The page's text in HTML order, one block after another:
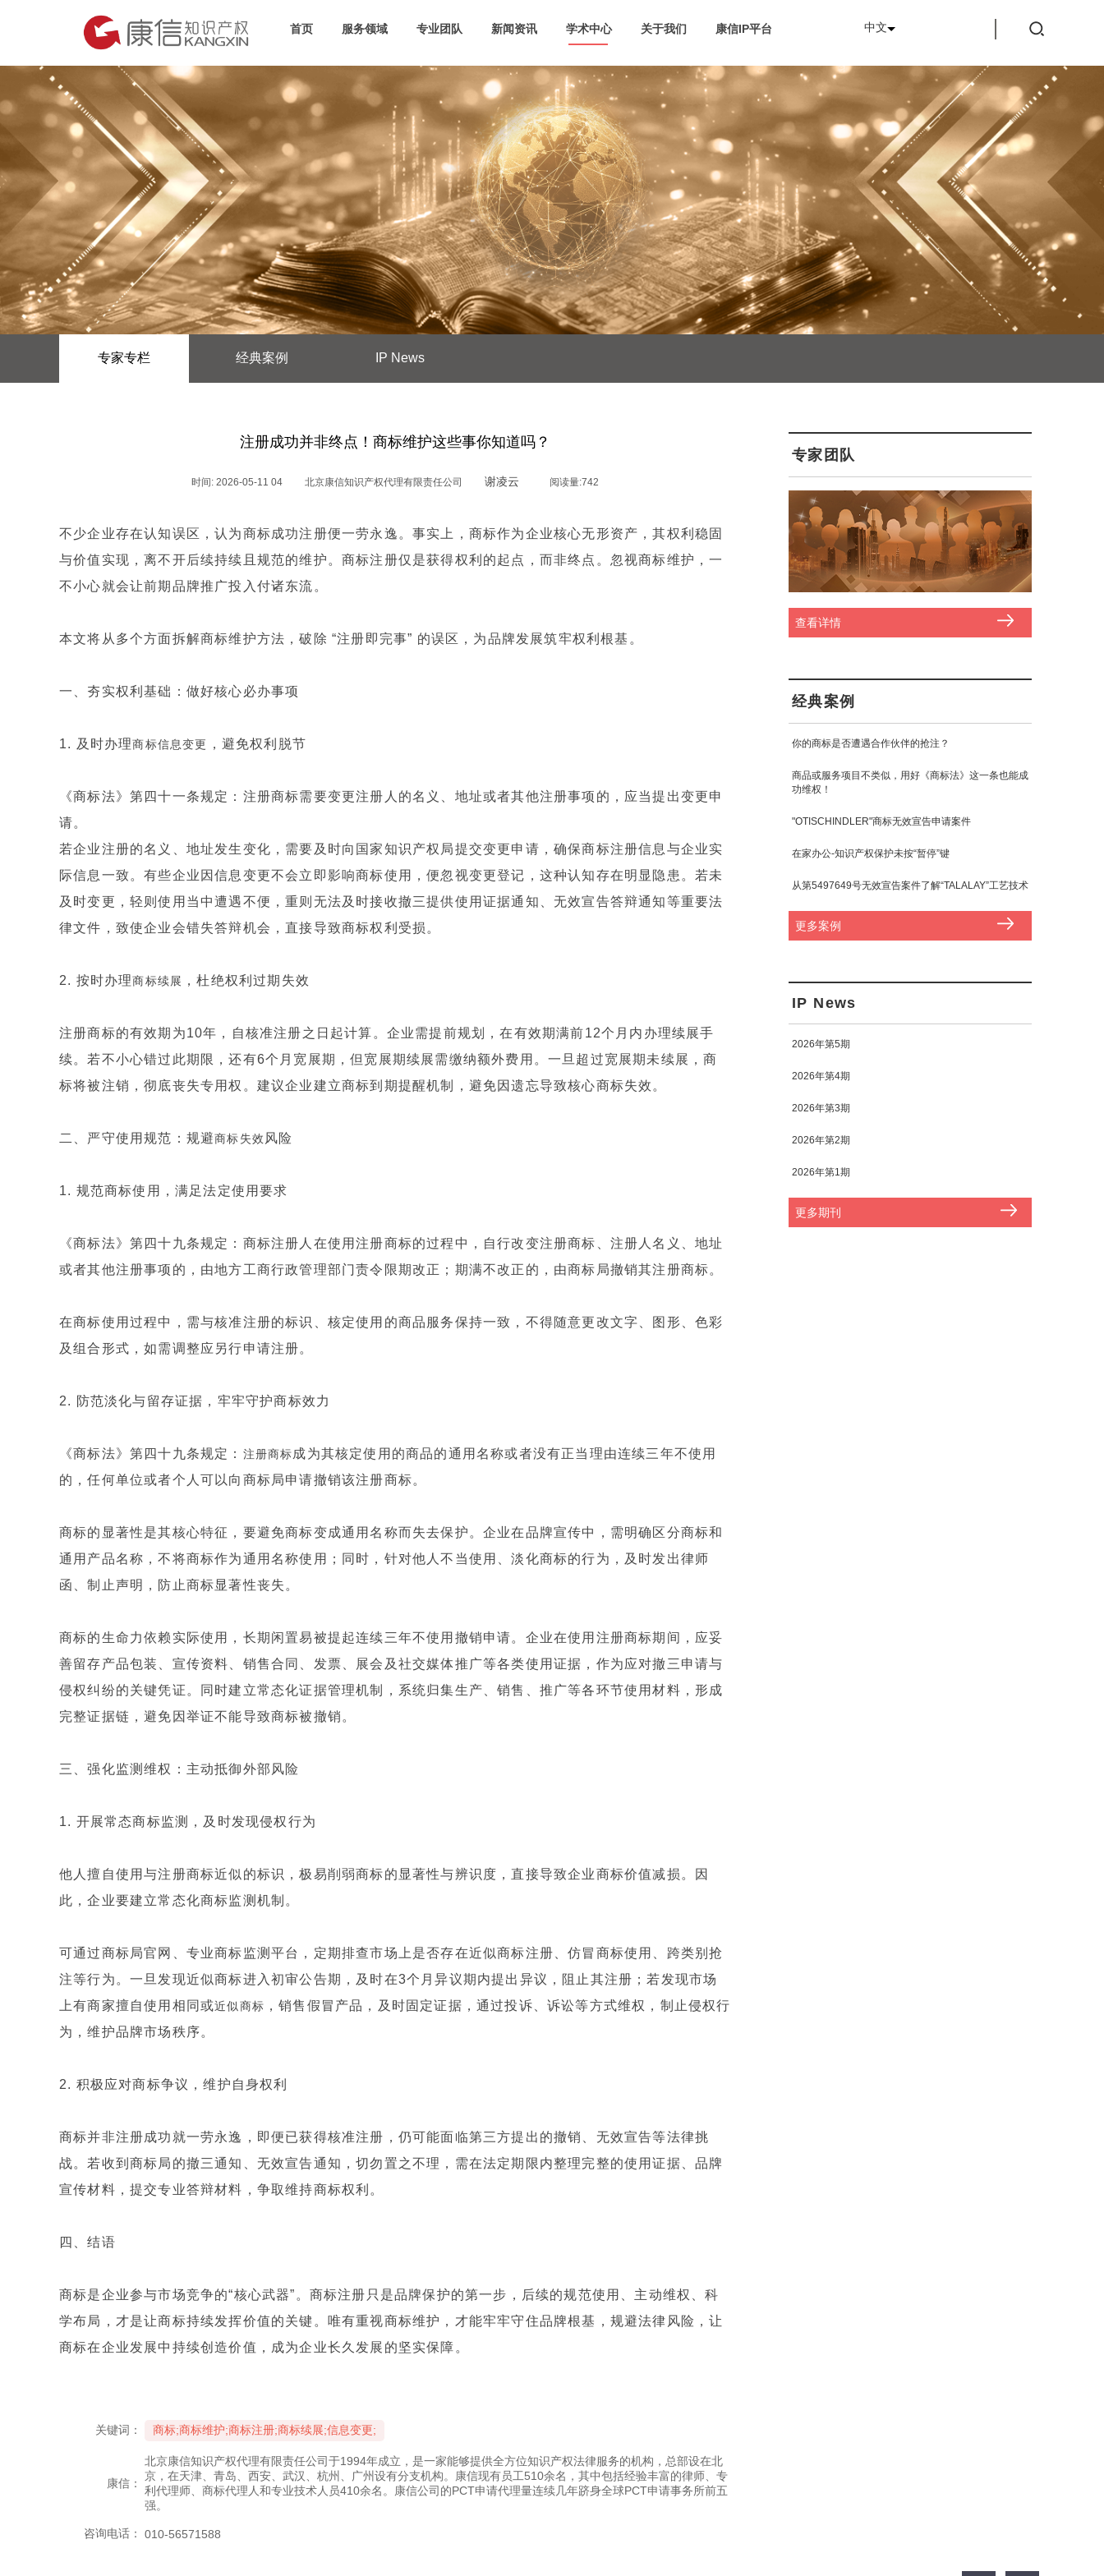
首页 服务领域 专业团队 新闻资讯 学术中心 关于我们 康信IP平台 中文
专家专栏 经典案例 IP News
注册成功并非终点！商标维护这些事你知道吗？
时间: 2026-05-11 04 北京康信知识产权代理有限责任公司 谢凌云 阅读量:742
不少企业存在认知误区，认为商标成功注册便一劳永逸。事实上，商标作为企业核心无形资产，其权利稳固
与价值实现，离不开后续持续且规范的维护。商标注册仅是获得权利的起点，而非终点。忽视商标维护，一
不小心就会让前期品牌推广投入付诸东流。
本文将从多个方面拆解商标维护方法，破除 “注册即完事” 的误区，为品牌发展筑牢权利根基。
一、夯实权利基础：做好核心必办事项
1. 及时办理商标信息变更 ，避免权利脱节
《商标法》第四十一条规定：注册商标需要变更注册人的名义、地址或者其他注册事项的，应当提出变更申
请。
若企业注册的名义、地址发生变化，需要及时向国家知识产权局提交变更申请，确保商标注册信息与企业实
际信息一致。有些企业因信息变更不会立即影响商标使用，便忽视变更登记，这种认知存在明显隐患。若未
及时变更，轻则使用当中遭遇不便，重则无法及时接收撤三提供使用证据通知、无效宣告答辩通知等重要法
律文件，致使企业会错失答辩机会，直接导致商标权利受损。
2. 按时办理商标续展 ，杜绝权利过期失效
注册商标的有效期为10年，自核准注册之日起计算。企业需提前规划，在有效期满前12个月内办理续展手
续。若不小心错过此期限，还有6个月宽展期，但宽展期续展需缴纳额外费用。一旦超过宽展期未续展，商
标将被注销，彻底丧失专用权。建议企业建立商标到期提醒机制，避免因遗忘导致核心商标失效。
二、严守使用规范：规避商标失效 风险
1. 规范商标使用，满足法定使用要求
《商标法》第四十九条规定：商标注册人在使用注册商标的过程中，自行改变注册商标、注册人名义、地址
或者其他注册事项的，由地方工商行政管理部门责令限期改正；期满不改正的，由商标局撤销其注册商标。
在商标使用过程中，需与核准注册的标识、核定使用的商品服务保持一致，不得随意更改文字、图形、色彩
及组合形式，如需调整应另行申请注册。
2. 防范淡化与留存证据，牢牢守护商标效力
《商标法》第四十九条规定： 注册商标成为其核定使用的商品的通用名称或者没有正当理由连续三年不使用
的，任何单位或者个人可以向商标局申请撤销该注册商标。
商标的显著性是其核心特征，要避免商标变成通用名称而失去保护。企业在品牌宣传中，需明确区分商标和
通用产品名称，不将商标作为通用名称使用；同时，针对他人不当使用、淡化商标的行为，及时发出律师
函、制止声明，防止商标显著性丧失。
商标的生命力依赖实际使用，长期闲置易被提起连续三年不使用撤销申请。企业在使用注册商标期间，应妥
善留存产品包装、宣传资料、销售合同、发票、展会及社交媒体推广等各类使用证据，作为应对撤三申请与
侵权纠纷的关键凭证。同时建立常态化证据管理机制，系统归集生产、销售、推广等各环节使用材料，形成
完整证据链，避免因举证不能导致商标被撤销。
三、强化监测维权：主动抵御外部风险
1. 开展常态商标监测，及时发现侵权行为
他人擅自使用与注册商标近似的标识，极易削弱商标的显著性与辨识度，直接导致企业商标价值减损。因
此，企业要建立常态化商标监测机制。
可通过商标局官网、专业商标监测平台，定期排查市场上是否存在近似商标注册、仿冒商标使用、跨类别抢
注等行为。一旦发现近似商标进入初审公告期，及时在3个月异议期内提出异议，阻止其注册；若发现市场
上有商家擅自使用相同或近似商标 ，销售假冒产品，及时固定证据，通过投诉、诉讼等方式维权，制止侵权行
为，维护品牌市场秩序。
2. 积极应对商标争议，维护自身权利
商标并非注册成功就一劳永逸，即便已获得核准注册，仍可能面临第三方提出的撤销、无效宣告等法律挑
战。若收到商标局的撤三通知、无效宣告通知，切勿置之不理，需在法定期限内整理完整的使用证据、品牌
宣传材料，提交专业答辩材料，争取维持商标权利。
四、结语
商标是企业参与市场竞争的“核心武器”。商标注册只是品牌保护的第一步，后续的规范使用、主动维权、科
学布局，才是让商标持续发挥价值的关键。唯有重视商标维护，才能牢牢守住品牌根基，规避法律风险，让
商标在企业发展中持续创造价值，成为企业长久发展的坚实保障。
关键词： 商标;商标维护;商标注册;商标续展;信息变更;
康信：
北京康信知识产权代理有限责任公司于1994年成立，是一家能够提供全方位知识产权法律服务的机构，总部设在北
京，在天津、青岛、西安、武汉、杭州、广州设有分支机构。康信现有员工510余名，其中包括经验丰富的律师、专
利代理师、商标代理人和专业技术人员410余名。康信公司的PCT申请代理量连续几年跻身全球PCT申请事务所前五
强。
咨询电话： 010-56571588
专家团队
查看详情
经典案例
你的商标是否遭遇合作伙伴的抢注？
商品或服务项目不类似，用好《商标法》这一条也能成
功维权！
"OTISCHINDLER"商标无效宣告申请案件
在家办公-知识产权保护未按“暂停”键
从第5497649号无效宣告案件了解“TALALAY”工艺技术
更多案例
IP News
2026年第5期
2026年第4期
2026年第3期
2026年第2期
2026年第1期
更多期刊